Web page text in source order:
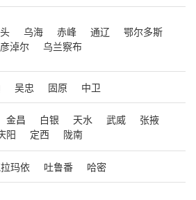
乌海 赤峰 通辽
鄂尔多斯
淖尔 乌兰察布
吴忠 固原 中卫
金昌 白银 天水 武威
张掖
阳 定西 陇南
玛依 吐鲁番 哈密